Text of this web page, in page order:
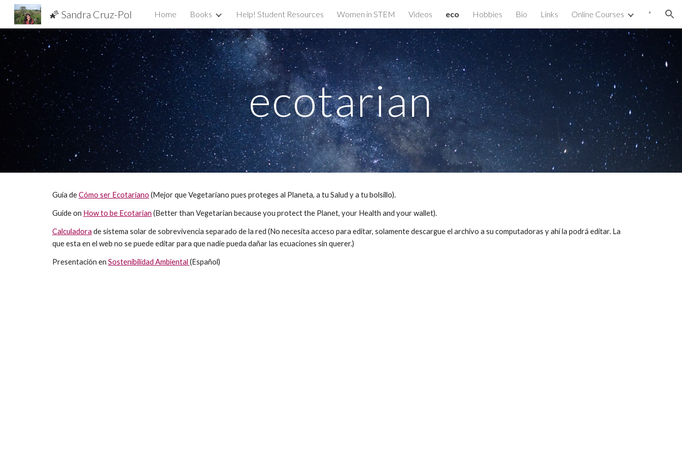
Skip to main content Skip to navigation
🌠 Sandra Cruz-Pol Home Books Help! Student Resources Women in STEM Videos eco Hobbies Bio Links Online Courses *
ecotarian
Guía deCómo ser Ecotariano (Mejor que Vegetariano pues proteges al Planeta, a tu Salud y a tu bolsillo).
Guide on How to be Ecotarian (Better than Vegetarian because you protect the Planet, your Health and your wallet).
Calculadora de sistema solar de sobrevivencia separado de la red (No necesita acceso para editar, solamente descargue el archivo a su computadoras y ahí la podrá editar. La
que esta en el web no se puede editar para que nadie pueda dañar las ecuaciones sin querer.)
Presentación en Sostenibilidad Ambiental (Español)